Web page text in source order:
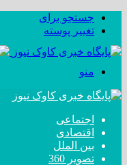
جستجو برای
تغییر پوسته
منو
اجتماعی
اقتصادی
بین الملل
تصویر 360